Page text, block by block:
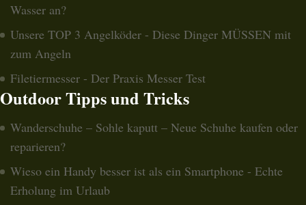
Wasser an?
Unsere TOP 3 Angelköder - Diese Dinger MÜSSEN mit
zum Angeln
Filetiermesser - Der Praxis Messer Test
Outdoor Tipps und Tricks
Wanderschuhe – Sohle kaputt – Neue Schuhe kaufen oder
reparieren?
Wieso ein Handy besser ist als ein Smartphone - Echte
Erholung im Urlaub